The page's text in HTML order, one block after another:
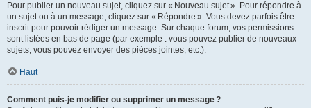
Pour publier un nouveau sujet, cliquez sur « Nouveau sujet ». Pour répondre à
un sujet ou à un message, cliquez sur « Répondre ». Vous devez parfois être
inscrit pour pouvoir rédiger un message. Sur chaque forum, vos permissions
sont listées en bas de page (par exemple : vous pouvez publier de nouveaux
sujets, vous pouvez envoyer des pièces jointes, etc.).
Haut
Comment puis-je modifier ou supprimer un message ?